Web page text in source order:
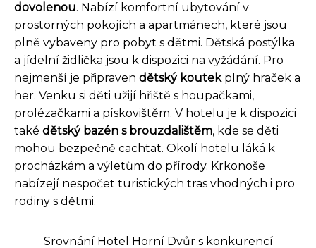
dovolenou. Nabízí komfortní ubytování v
prostorných pokojích a apartmánech, které jsou
plně vybaveny pro pobyt s dětmi. Dětská postýlka
a jídelní židlička jsou k dispozici na vyžádání. Pro
nejmenší je připraven dětský koutekplný hraček a
her. Venku si děti užijí hřiště s houpačkami,
prolézačkami a pískovištěm. V hotelu je k dispozici
také dětský bazén s brouzdalištěm, kde se děti
mohou bezpečně cachtat. Okolí hotelu láká k
procházkám a výletům do přírody. Krkonoše
nabízejí nespočet turistických tras vhodných i pro
rodiny s dětmi.
Srovnání Hotel Horní Dvůr s konkurencí